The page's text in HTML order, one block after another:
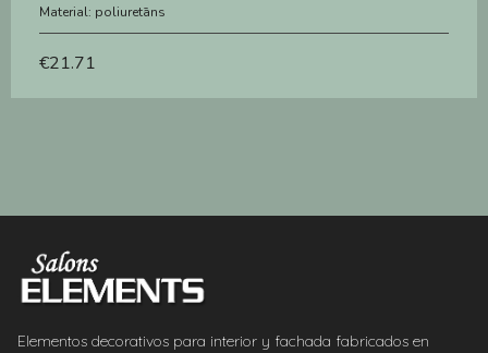
Material: poliuretāns
€21.71
Elementos decorativos para interior y fachada fabricados en